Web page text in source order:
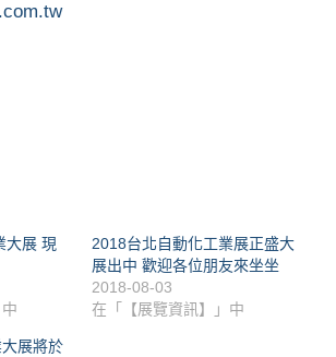
大展 現
2018台北自動化工業展正盛大
展出中 歡迎各位朋友來坐坐
2018-08-03
在「【展覽資訊】」中
展將於